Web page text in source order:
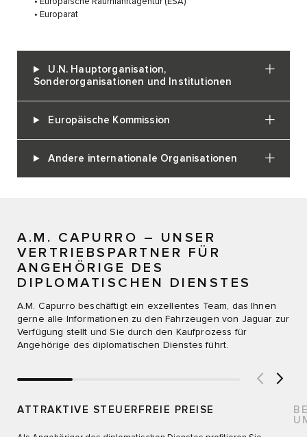
• Europäische Raumfahrtagentur (ESA)
• Europarat
U.N. Hauptorganisation,
Sonderorganisationen und Institutionen
Europäische Kommission
Andere internationale Organisationen
A.M. CAPURRO – UNSER
VERTRIEBSPARTNER FÜR
ANGEHÖRIGE DES
DIPLOMATISCHEN DIENSTES
A.M. Capurro beschäftigt ein exzellentes Team, das Ihnen
gerne alle Informationen zu den Fahrzeugen von Jaguar zur
Verfügung stellt und Sie durch den Kaufprozess für
Angehörige des diplomatischen Dienstes führt.
ATTRAKTIVE STEUERFREIE PREISE